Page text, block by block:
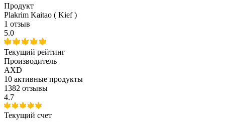
Продукт
Plakrim Kaitao ( Kief )
1 отзыв
5.0
Текущий рейтинг
Производитель
AXD
10 активные продукты
1382 отзывы
4.7
Текущий счет